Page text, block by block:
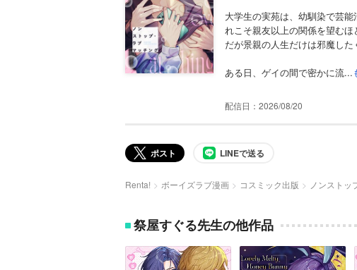
大学生の実苑は、幼馴染で芸
れこそ親友以上の関係を望むほ
だが景親の人生だけは邪魔した
ある日、ゲイの間で密かに流...
配信日：2026/08/20
ポスト LINEで送る
Renta! ボーイズラブ漫画 コスミック出版 ノンストッ
祭屋すぐる先生の他作品